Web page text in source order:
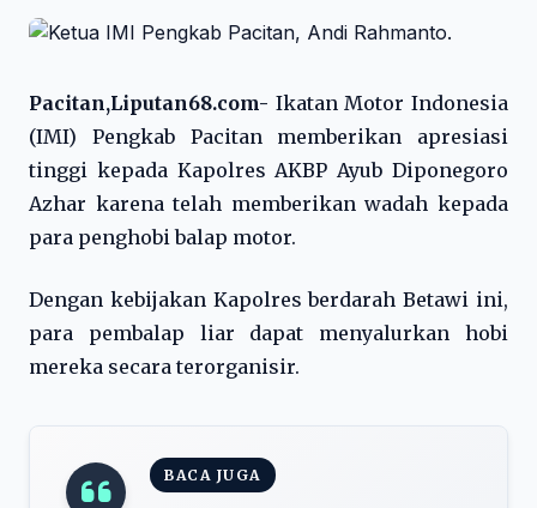
Pacitan,Liputan68.com- Ikatan Motor Indonesia
(IMI) Pengkab Pacitan memberikan apresiasi
tinggi kepada Kapolres AKBP Ayub Diponegoro
Azhar karena telah memberikan wadah kepada
para penghobi balap motor.
Dengan kebijakan Kapolres berdarah Betawi ini,
para pembalap liar dapat menyalurkan hobi
mereka secara terorganisir.
BACA JUGA